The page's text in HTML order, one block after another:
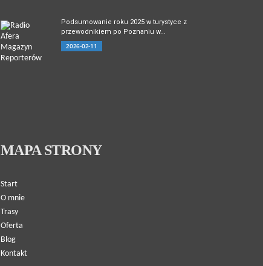
Podsumowanie roku 2025 w turystyce z
przewodnikiem po Poznaniu w...
2026-02-11
MAPA STRONY
Start
O mnie
Trasy
Oferta
Blog
Kontakt